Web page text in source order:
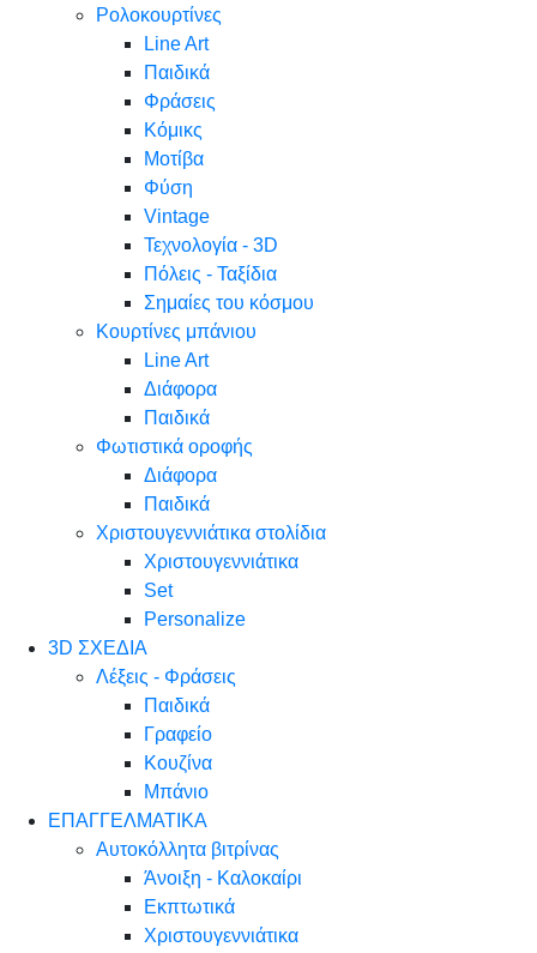
Ρολοκουρτίνες
Line Art
Παιδικά
Φράσεις
Κόμικς
Μοτίβα
Φύση
Vintage
Τεχνολογία - 3D
Πόλεις - Ταξίδια
Σημαίες του κόσμου
Κουρτίνες μπάνιου
Line Art
Διάφορα
Παιδικά
Φωτιστικά οροφής
Διάφορα
Παιδικά
Χριστουγεννιάτικα στολίδια
Χριστουγεννιάτικα
Set
Personalize
3D ΣΧΕΔΙΑ
Λέξεις - Φράσεις
Παιδικά
Γραφείο
Κουζίνα
Μπάνιο
ΕΠΑΓΓΕΛΜΑΤΙΚΑ
Αυτοκόλλητα βιτρίνας
Άνοιξη - Καλοκαίρι
Εκπτωτικά
Χριστουγεννιάτικα